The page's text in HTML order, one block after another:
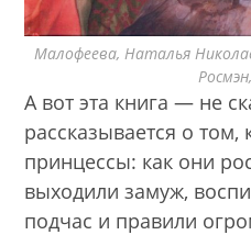
Малофеева, Наталья
А вот эта книга — не
рассказывается о
принцессы: как они
выходили замуж,
подчас и правили